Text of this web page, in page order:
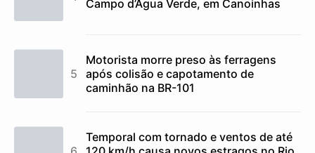
Campo d’Água Verde, em Canoinhas
Motorista morre preso às ferragens
após colisão e capotamento de
caminhão na BR-101
Temporal com tornado e ventos de até